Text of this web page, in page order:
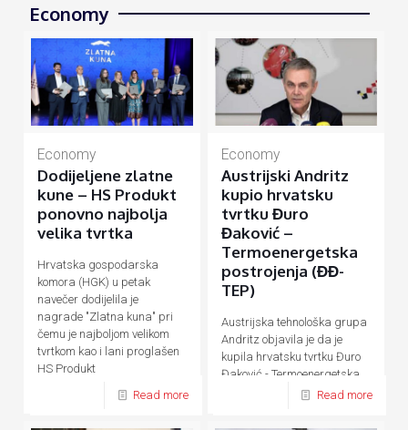
Economy
Economy
Dodijeljene zlatne
kune – HS Produkt
ponovno najbolja
velika tvrtka
Hrvatska gospodarska
komora (HGK) u petak
navečer dodijelila je
nagrade "Zlatna kuna" pri
čemu je najboljom velikom
tvrtkom kao i lani proglašen
HS Produkt
Read more
Economy
Austrijski Andritz
kupio hrvatsku
tvrtku Đuro
Đaković –
Termoenergetska
postrojenja (ĐĐ-
TEP)
Austrijska tehnološka grupa
Andritz objavila je da je
kupila hrvatsku tvrtku Đuro
Đaković - Termoenergetska
postrojenja (ĐĐ-TEP)Read more